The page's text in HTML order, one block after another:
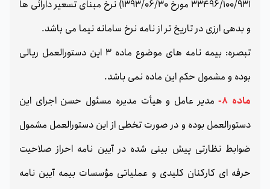
33496/100/931 مورخ 1393/06/30) نرخ مبنای تسعیر دارائی ها
و بدهی ارزی در تاریخ تر از نامه نرخ سامانه نیما می باشد.
تبصره: بیمه نامه های موضوع ماده 3 این دستورالعمل ریالی
بوده و مشمول حکم این ماده نمی باشد.
ماده 8-
مدیر عامل و هیأت مدیره مسئول حسن اجرای این
دستورالعمل بوده و در صورت تخطی از این دستورالعمل مشمول
ضوابط نظارتی پیش بینی شده در آیین نامه احراز صلاحیت
حرفه ای کارکنان کلیدی و عملیاتی مؤسسات بیمه آیین نامه